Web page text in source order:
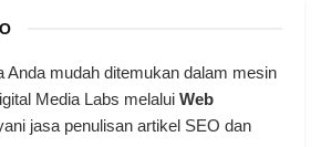
Anda mudah ditemukan dalam mesin
Media Labs melalui Web
jasa penulisan artikel SEO dan